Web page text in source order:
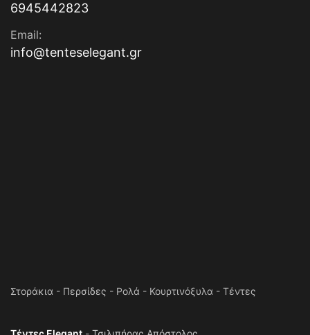
6945442823
Email:
info@tenteselegant.gr
Στοράκια - Περσίδες - Ρολά - Κουρτινόξυλα - Τέντες